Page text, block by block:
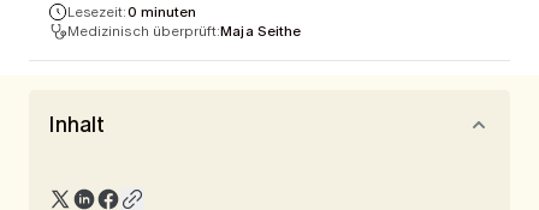
Lesezeit:0 minuten
Medizinisch überprüft:Maja Seithe
Inhalt